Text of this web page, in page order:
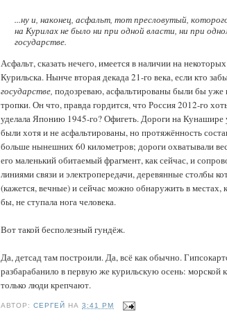
...ну и, наконец, асфальт, тот пресловутый,
на Курилах не было ни при одной власти, ни при
государстве.
Асфальт, сказать нечего, имеется в наличии на
Курильска. Нынче вторая декада 21-го века, если кто
государстве, подозреваю, асфальтированы были бы уже
тропки. Он что, правда гордится, что Россия 2012-го
уделала Японию 1945-го? Офигеть. Дороги на Кунашире
были хотя и не асфальтированы, но протяжённость
больше нынешних 60 километров; дороги охватывали
его маленький обитаемый фрагмент, как сейчас, и
линиями связи и электропередачи, деревянные столбы
(кажется, вечные) и сейчас можно обнаружить в местах,
бы, не ступала нога человека.
Вот такой бесполезный гундёж.
Да, детсад там построили. Да, всё как обычно.
разбарабанило в первую же курильскую осень: морской
только люди крепчают.
АВТОР:СЕРГЕЙ НА3:41 PM